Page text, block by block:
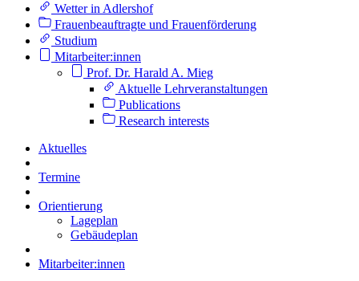
Wetter in Adlershof
Frauenbeauftragte und Frauenförderung
Studium
Mitarbeiter:innen
Prof. Dr. Harald A. Mieg
Aktuelle Lehrveranstaltungen
Publications
Research interests
Aktuelles
Termine
Orientierung
Lageplan
Gebäudeplan
Mitarbeiter:innen